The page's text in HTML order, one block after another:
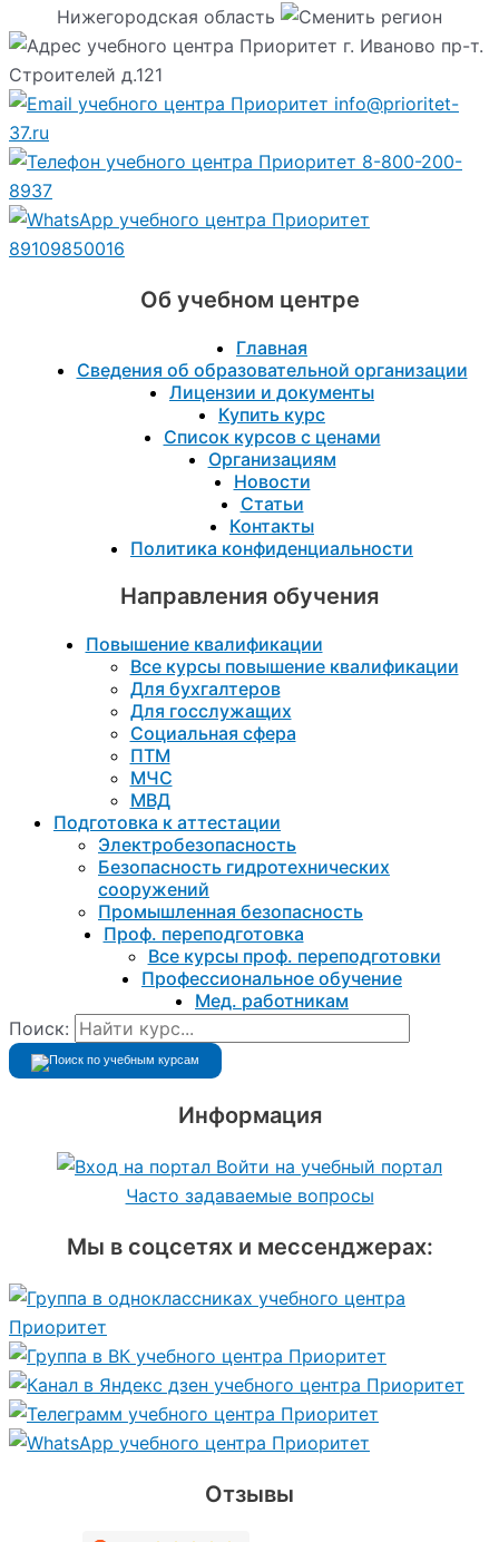
Нижегородская область
г. Иваново пр-т.
Строителей д.121
info@prioritet-
37.ru
8-800-200-
8937
89109850016
Об учебном центре
Главная
Сведения об образовательной организации
Лицензии и документы
Купить курс
Список курсов с ценами
Организациям
Новости
Статьи
Контакты
Политика конфиденциальности
Направления обучения
Повышение квалификации
Все курсы повышение квалификации
Для бухгалтеров
Для госслужащих
Социальная сфера
ПТМ
МЧС
МВД
Подготовка к aттестации
Электробезопасность
Безопасность гидротехнических
сооружений
Промышленная безопасность
Проф. переподготовка
Все курсы проф. переподготовки
Профессиональное обучение
Мед. работникам
Поиск:
Информация
Войти на учебный портал
Часто задаваемые вопросы
Мы в соцсетях и мессенджерах:
Отзывы